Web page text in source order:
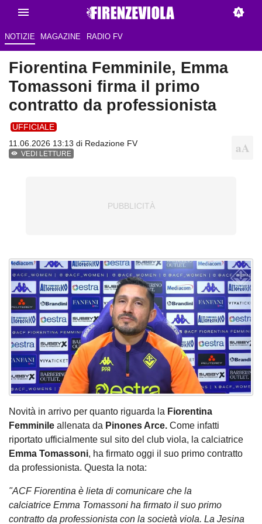
NOTIZIE MAGAZINE RADIO FV
Fiorentina Femminile, Emma
Tomassoni firma il primo
contratto da professionista
UFFICIALE
11.06.2026 13:13 di Redazione FV
VEDI LETTURE
Novità in arrivo per quanto riguarda la Fiorentina
Femminile allenata da Pinones Arce. Come infatti
riportato ufficialmente sul sito del club viola, la calciatrice
Emma Tomassoni, ha firmato oggi il suo primo contratto
da professionista. Questa la nota:
"ACF Fiorentina è lieta di comunicare che la
calciatrice Emma Tomassoni ha firmato il suo primo
contratto da professionista con la società viola. La Jesina